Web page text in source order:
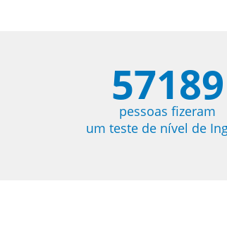
57189
pessoas fizeram
um teste de nível de